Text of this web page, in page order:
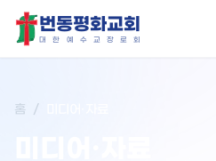
번동평화교회
대 한 예 수 교 장 로 회
홈 /